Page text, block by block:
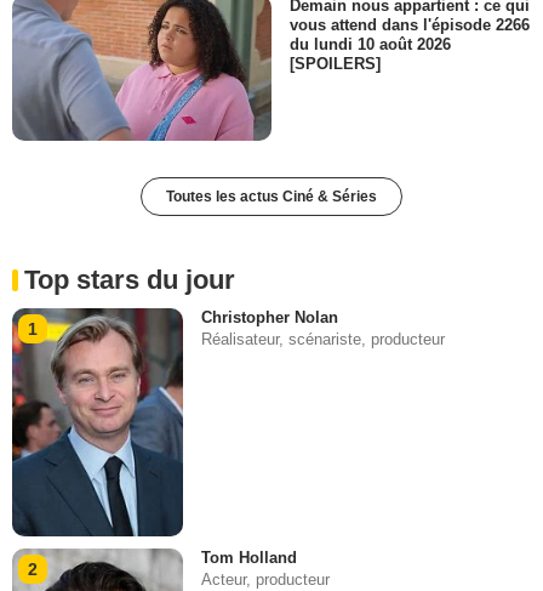
Demain nous appartient : ce qui
vous attend dans l'épisode 2266
du lundi 10 août 2026
[SPOILERS]
Toutes les actus Ciné & Séries
Top stars du jour
1
Christopher Nolan
Réalisateur, scénariste, producteur
2
Tom Holland
Acteur, producteur